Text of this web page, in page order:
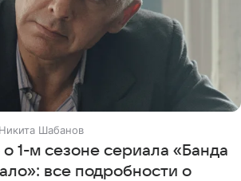
Никита Шабанов
1-м сезоне сериала «Банда
все подробности о